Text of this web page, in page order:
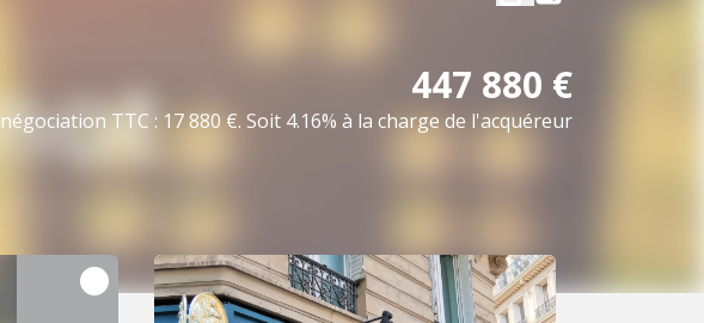
447 880 €
TTC : 17 880 €. Soit 4.16% à la charge de l'acquéreur